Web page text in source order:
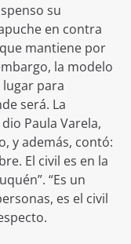
su
en contra
mantiene por
la modelo
para
será. La
Paula Varela,
y además, contó:
El civil es en la
“Es un
es el civil